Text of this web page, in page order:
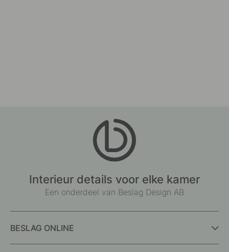
Interieur details voor elke kamer
Een onderdeel van Beslag Design AB
BESLAG ONLINE